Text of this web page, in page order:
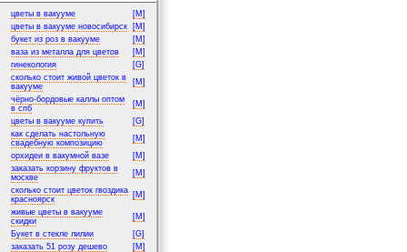
цветы в вакууме
[M]
цветы в вакууме новосибирск
[M]
букет из роз в вакууме
[M]
ваза из металла для цветов
[M]
гинекология
[G]
сколько стоит живой цветок в
вакууме
[M]
чёрно-бордовые каллы оптом
в спб
[M]
цветы в вакууме купить
[G]
как сделать настольную
свадебную композицию
[M]
орхидеи в вакумной вазе
[M]
заказать корзину фруктов в
москве
[M]
сколько стоит цветок гвоздика
красноярск
[M]
живые цветы в вакууме
скидки
[M]
Букет в стекле лилии
[G]
заказать 51 розу дешево
[M]